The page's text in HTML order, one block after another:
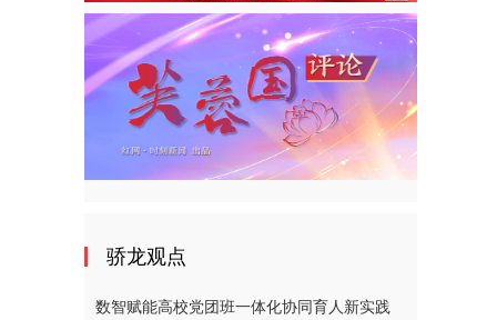
骄龙观点
数智赋能高校党团班一体化协同育人新实践